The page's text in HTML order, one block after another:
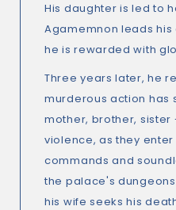
His daughter is led to
Agamemnon leads
he is rewarded with
Three years later, he
murderous action has
mother, brother,
violence, as they
commands and
the palace's
his wife seeks his